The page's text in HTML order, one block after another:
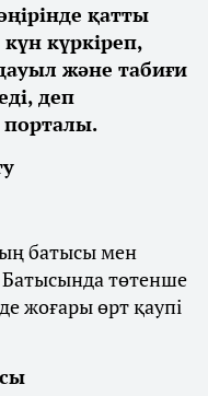
қатты
күркіреп,
және табиғи
деп
порталы.
батысы мен
Батысында төтенше
жоғары өрт қаупі